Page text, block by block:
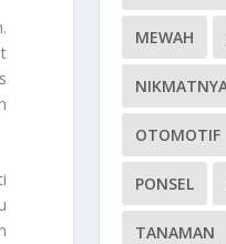
MEWAH
OTOMOTIF
PONSEL
TANAMAN